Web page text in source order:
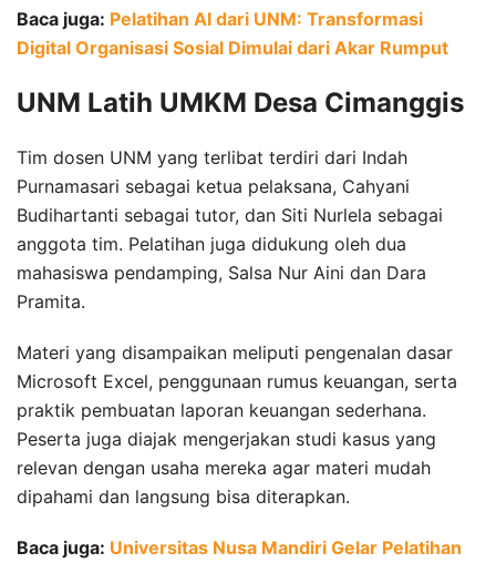
Baca juga: Pelatihan AI dari UNM: Transformasi
Digital Organisasi Sosial Dimulai dari Akar Rumput
UNM Latih UMKM Desa Cimanggis
Tim dosen UNM yang terlibat terdiri dari Indah
Purnamasari sebagai ketua pelaksana, Cahyani
Budihartanti sebagai tutor, dan Siti Nurlela sebagai
anggota tim. Pelatihan juga didukung oleh dua
mahasiswa pendamping, Salsa Nur Aini dan Dara
Pramita.
Materi yang disampaikan meliputi pengenalan dasar
Microsoft Excel, penggunaan rumus keuangan, serta
praktik pembuatan laporan keuangan sederhana.
Peserta juga diajak mengerjakan studi kasus yang
relevan dengan usaha mereka agar materi mudah
dipahami dan langsung bisa diterapkan.
Baca juga: Universitas Nusa Mandiri Gelar Pelatihan